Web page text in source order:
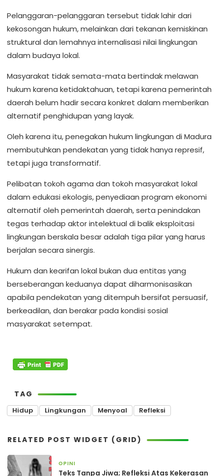
Pelanggaran-pelanggaran tersebut tidak lahir dari
kekosongan hukum, melainkan dari tekanan kemiskinan
struktural dan lemahnya internalisasi nilai lingkungan
dalam budaya lokal.
Masyarakat tidak semata-mata bertindak melawan
hukum karena ketidaktahuan, tetapi karena pemerintah
daerah belum hadir secara konkret dalam memberikan
alternatif penghidupan yang layak.
Oleh karena itu, penegakan hukum lingkungan di Madura
membutuhkan pendekatan yang tidak hanya represif,
tetapi juga transformatif.
Pelibatan tokoh agama dan tokoh masyarakat lokal
dalam edukasi ekologis, penyediaan program ekonomi
alternatif oleh pemerintah daerah, serta penindakan
tegas terhadap aktor intelektual di balik eksploitasi
lingkungan berskala besar adalah tiga pilar yang harus
berjalan secara sinergis.
Hukum dan kearifan lokal bukan dua entitas yang
berseberangan keduanya dapat diharmonisasikan
apabila pendekatan yang ditempuh bersifat persuasif,
berkeadilan, dan berakar pada kondisi sosial
masyarakat setempat.
TAG
Hidup Lingkungan Menyoal Refleksi
RELATED POST WIDGET (GRID)
OPINI
Teks Tanpa Jiwa; Refleksi Atas Kekerasan